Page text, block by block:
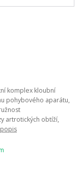
komplex kloubní
pohybového aparátu,
artrotických obtíží,